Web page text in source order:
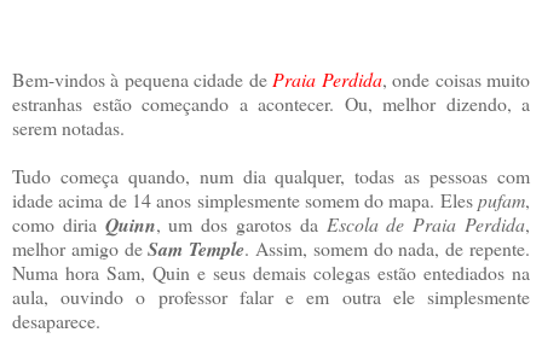
Bem-vindos à pequena cidade de Praia Perdida, onde coisas muito
estranhas estão começando a acontecer. Ou, melhor dizendo, a
serem notadas.
Tudo começa quando, num dia qualquer, todas as pessoas com
idade acima de 14 anos simplesmente somem do mapa. Elespufam,
como diria Quinn, um dos garotos da Escola de Praia Perdida,
melhor amigo deSam Temple. Assim, somem do nada, de repente.
Numa hora Sam, Quin e seus demais colegas estão entediados na
aula, ouvindo o professor falar e em outra ele simplesmente
desaparece.